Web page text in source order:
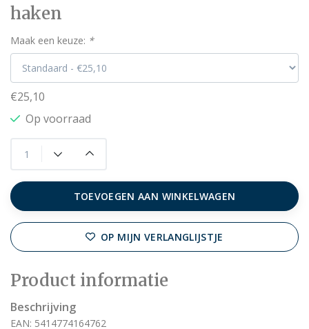
haken
Maak een keuze: *
€25,10
Op voorraad
TOEVOEGEN AAN WINKELWAGEN
OP MIJN VERLANGLIJSTJE
Product informatie
Beschrijving
EAN: 5414774164762